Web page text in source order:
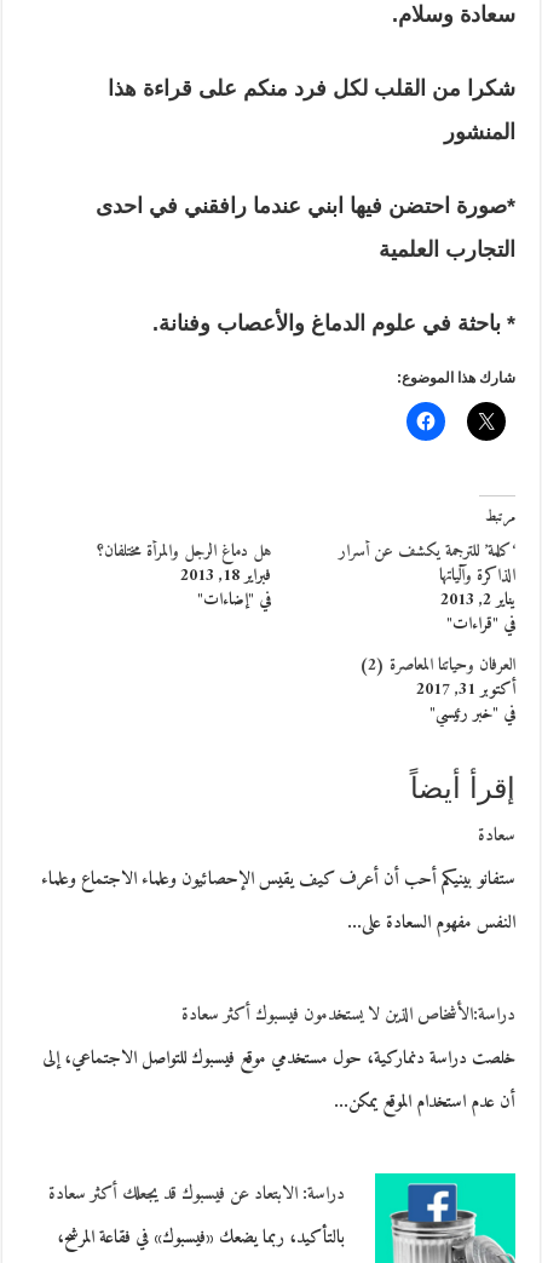
سعادة وسلام.
شكرا من القلب لكل فرد منكم على قراءة هذا
المنشور
*صورة احتضن فيها ابني عندما رافقني في احدى
التجارب العلمية
* باحثة في علوم الدماغ والأعصاب وفنانة.
شارك هذا الموضوع:
مرتبط
‘كلمة’ للترجمة يكشف عن أسرار
الذاكرة وآلياتها
يناير 2, 2013
في "قراءات"
هل دماغ الرجل والمرأة مختلفان؟
فبراير 18, 2013
في "إضاءات"
العرفان وحياتنا المعاصرة (2)
أكتوبر 31, 2017
في "خبر رئيسي"
إقرأ أيضاً
سعادة
ستفانو بينيكم أحب أن أعرف كيف يقيس الإحصائيون وعلماء الاجتماع وعلماء
النفس مفهوم السعادة على…
دراسة:الأشخاص الذين لا يستخدمون فيسبوك أكثر سعادة
خلصت دراسة دنماركية، حول مستخدمي موقع فيسبوك للتواصل الاجتماعي، إلى
أن عدم استخدام الموقع يمكن…
دراسة: الابتعاد عن فيسبوك قد يجعلك أكثر سعادة
بالتأكيد، ربما يضعك «فيسبوك» في فقاعة المرشح،